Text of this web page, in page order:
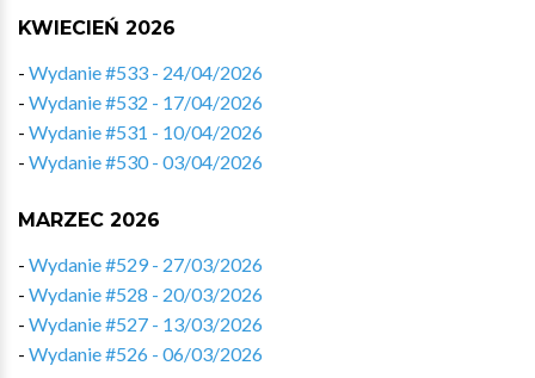
KWIECIEŃ 2026
- Wydanie #533 - 24/04/2026
- Wydanie #532 - 17/04/2026
- Wydanie #531 - 10/04/2026
- Wydanie #530 - 03/04/2026
MARZEC 2026
- Wydanie #529 - 27/03/2026
- Wydanie #528 - 20/03/2026
- Wydanie #527 - 13/03/2026
- Wydanie #526 - 06/03/2026